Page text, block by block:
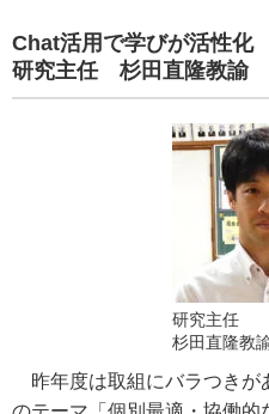
Chat活用で学びが活性化
研究主任 杉田直隆教諭
研究主任
杉田直隆教
昨年度は取組にバラつき